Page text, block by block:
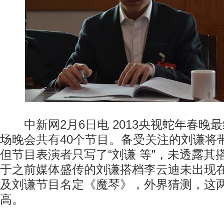
中新网2月6日电 2013央视蛇年春晚最
场晚会共有40个节目。备受关注的刘谦将
但节目表演者只写了“刘谦 等”，未透露其
于之前媒体盛传的刘谦搭档李云迪未出现
及刘谦节目名定《魔琴》，外界猜测，这
高。